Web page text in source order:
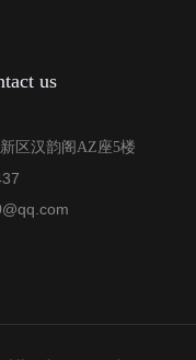
us
区汉韵阁AZ座5楼